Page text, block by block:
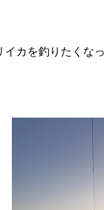
イカを釣りたくな